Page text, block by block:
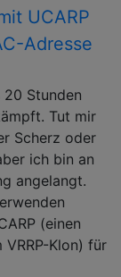
UCARP
Adresse
Stunden
Tut mir
Scherz oder
ich bin an
angelangt.
(einen
VRRP-Klon) für